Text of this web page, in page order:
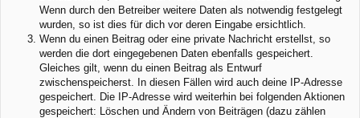
Wenn durch den Betreiber weitere Daten als notwendig festgelegt
wurden, so ist dies für dich vor deren Eingabe ersichtlich.
Wenn du einen Beitrag oder eine private Nachricht erstellst, so
werden die dort eingegebenen Daten ebenfalls gespeichert.
Gleiches gilt, wenn du einen Beitrag als Entwurf
zwischenspeicherst. In diesen Fällen wird auch deine IP-Adresse
gespeichert. Die IP-Adresse wird weiterhin bei folgenden Aktionen
gespeichert: Löschen und Ändern von Beiträgen (dazu zählen